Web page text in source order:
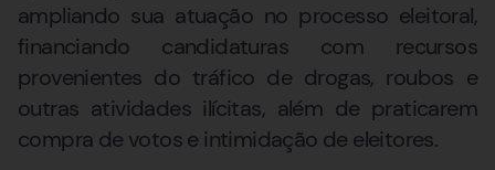
ampliando sua atuação no processo eleitoral,
financiando candidaturas com recursos
provenientes do tráfico de drogas, roubos e
outras atividades ilícitas, além de praticarem
compra de votos e intimidação de eleitores.